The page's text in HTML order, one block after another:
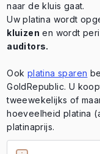
naar de kluis gaat.
Uw platina wordt
kluizen en wordt
auditors.
Ook platina sparen
GoldRepublic. U
tweewekelijks of
hoeveelheid platina
platinaprijs.